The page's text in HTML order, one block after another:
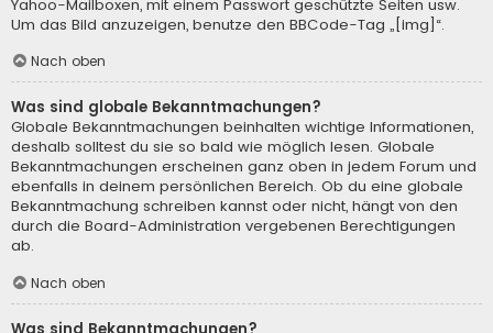
Yahoo-Mailboxen, mit einem Passwort geschützte Seiten usw.
Um das Bild anzuzeigen, benutze den BBCode-Tag „[img]“.
Nach oben
Was sind globale Bekanntmachungen?
Globale Bekanntmachungen beinhalten wichtige Informationen,
deshalb solltest du sie so bald wie möglich lesen. Globale
Bekanntmachungen erscheinen ganz oben in jedem Forum und
ebenfalls in deinem persönlichen Bereich. Ob du eine globale
Bekanntmachung schreiben kannst oder nicht, hängt von den
durch die Board-Administration vergebenen Berechtigungen
ab.
Nach oben